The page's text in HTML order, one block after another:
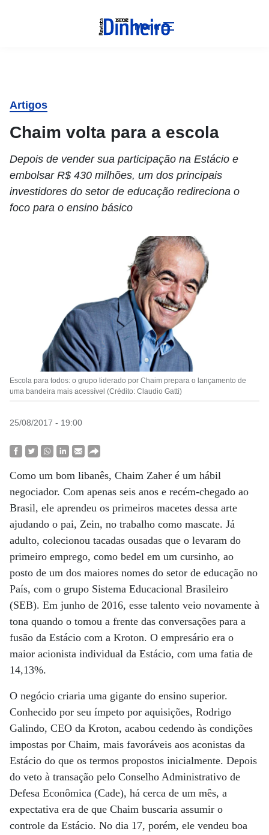
Menu
Artigos
Chaim volta para a escola
Depois de vender sua participação na Estácio e
embolsar R$ 430 milhões, um dos principais
investidores do setor de educação redireciona o
foco para o ensino básico
Escola para todos: o grupo liderado por Chaim prepara o lançamento de
uma bandeira mais acessível (Crédito: Claudio Gatti)
25/08/2017 - 19:00
Como um bom libanês, Chaim Zaher é um hábil
negociador. Com apenas seis anos e recém-chegado ao
Brasil, ele aprendeu os primeiros macetes dessa arte
ajudando o pai, Zein, no trabalho como mascate. Já
adulto, colecionou tacadas ousadas que o levaram do
primeiro emprego, como bedel em um cursinho, ao
posto de um dos maiores nomes do setor de educação no
País, com o grupo Sistema Educacional Brasileiro
(SEB). Em junho de 2016, esse talento veio novamente à
tona quando o tomou a frente das conversações para a
fusão da Estácio com a Kroton. O empresário era o
maior acionista individual da Estácio, com uma fatia de
14,13%.
O negócio criaria uma gigante do ensino superior.
Conhecido por seu ímpeto por aquisições, Rodrigo
Galindo, CEO da Kroton, acabou cedendo às condições
impostas por Chaim, mais favoráveis aos aconistas da
Estácio do que os termos propostos inicialmente. Depois
do veto à transação pelo Conselho Administrativo de
Defesa Econômica (Cade), há cerca de um mês, a
expectativa era de que Chaim buscaria assumir o
controle da Estácio. No dia 17, porém, ele vendeu boa